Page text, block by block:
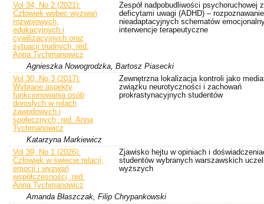
Vol 34, No 2 (2021):
Człowiek wobec wyzwań
rozwojowych,
edukacyjnych i
cywilizacyjnych oraz
sytuacji trudnych, red.
Anna Tychmanowicz
Zespół nadpobudliwości psychoruchowej z
deficytami uwagi (ADHD) – rozpoznawanie
nieadaptacyjnych schematów
interwencje terapeutyczne
Agnieszka Nowogrodzka, Bartosz Piasecki
Vol 30, No 3 (2017):
Wybrane aspekty
funkcjonowania osób
dorosłych w rolach
zawodowych i
społecznych, red. Anna
Tychmanowicz
Zewnętrzna lokalizacja kontroli jako
związku neurotyczności i zachowań
prokrastynacyjnych studentów
Katarzyna Markiewicz
Vol 39, No 1 (2026):
Człowiek w świecie relacji,
emocji i wyzwań
współczesności, red.
Anna Tychmanowicz
Zjawisko hejtu w opiniach i
studentów wybranych warszawskich
wyższych
Amanda Błaszczak, Filip Chrypankowski